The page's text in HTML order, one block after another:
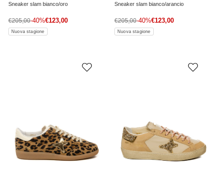
Sneaker slam bianco/oro
Prezzo di vendita
€123,00
Prezzo normale
€205,00-40%
Nuova stagione
Sneaker slam bianco/arancio
Prezzo di vendita
€123,00
Prezzo normale
€205,00-40%
Nuova stagione